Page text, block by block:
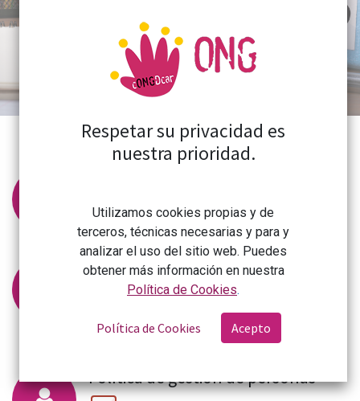
Protocolo de prevención de acoso
e igualdad
Política de gestión de personas
Respetar su privacidad es
nuestra prioridad.
Utilizamos cookies propias y de
terceros, técnicas necesarias y para y
analizar el uso del sitio web. Puedes
obtener más información en nuestra
Política de Cookies.
Política de Cookies Acepto